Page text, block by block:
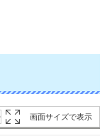
画面サイズで表示